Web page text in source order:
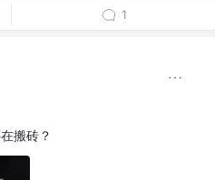
1
搬砖？